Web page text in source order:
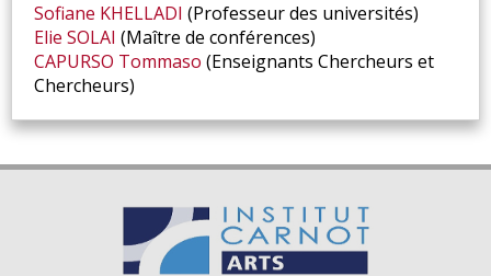
Sofiane KHELLADI (Professeur des universités)
Elie SOLAI (Maître de conférences)
CAPURSO Tommaso (Enseignants Chercheurs et
Chercheurs)